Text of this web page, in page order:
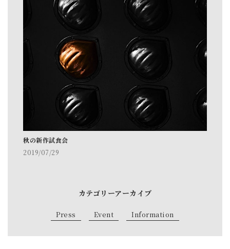
秋の新作試食会
2019/07/29
カテゴリーアーカイブ
Press Event Information